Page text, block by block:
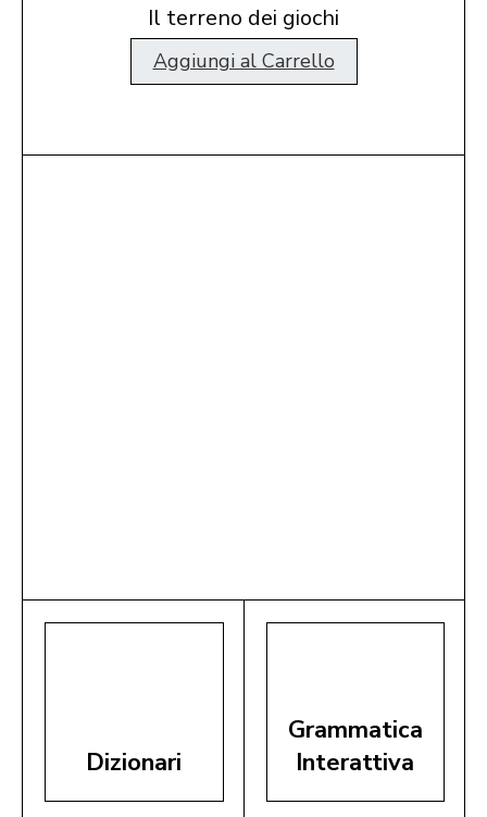
Il terreno dei giochi
Aggiungi al Carrello
Dizionari
Grammatica
Interattiva